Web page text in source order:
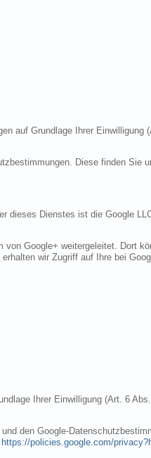
auf Grundlage Ihrer
Diese finden Sie
Dienstes ist die Google
Google+ weitergeleitet. Dort
wir Zugriff auf Ihre bei
Ihrer Einwilligung (Art. 6
den Google-
https://policies.google.com/